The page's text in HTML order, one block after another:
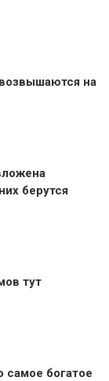
на
берутся
тут
самое богатое